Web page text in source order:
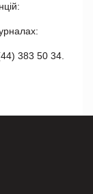
383 50 34.